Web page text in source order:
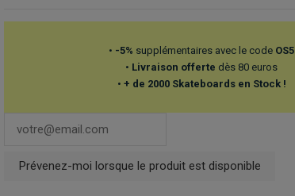
• -5% supplémentaires avec le code OS5
• Livraison offerte dès 80 euros
• + de 2000 Skateboards en Stock !
Prévenez-moi lorsque le produit est disponible